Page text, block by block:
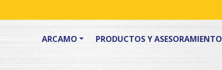
ARCAMO PRODUCTOS Y ASESORAMIENTO